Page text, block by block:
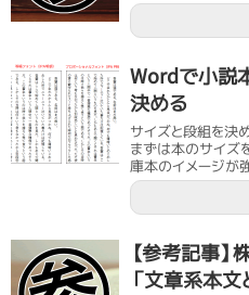
Wordで小説
決める
サイズと段組を決
まずは本のサイズ
庫本のイメージが
【参考記事
「文章系本文